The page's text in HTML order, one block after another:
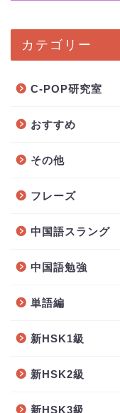
カテゴリー
C-POP研究室
おすすめ
その他
フレーズ
中国語スラング
中国語勉強
単語編
新HSK1級
新HSK2級
新HSK3級